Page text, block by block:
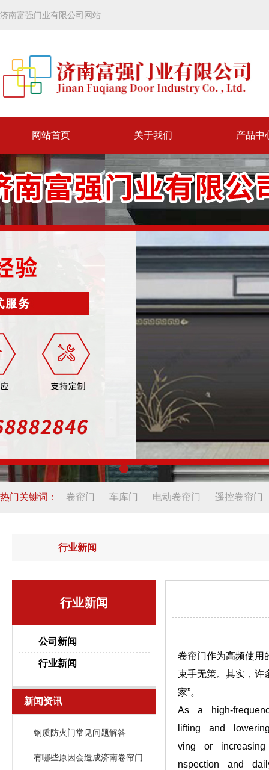
济南富强门业有限公司网站
网站首页 关于我们 产品中
热门关键词： 卷帘门 车库门 电动卷帘门 遥控卷帘门
行业新闻
行业新闻
公司新闻
行业新闻
新闻资讯
钢质防火门常见问题解答
有哪些原因会造成济南卷帘门
卷帘门作为高频使用
束手无策。其实，许
家”。
As a high-
lifting and
ving or
nspection and